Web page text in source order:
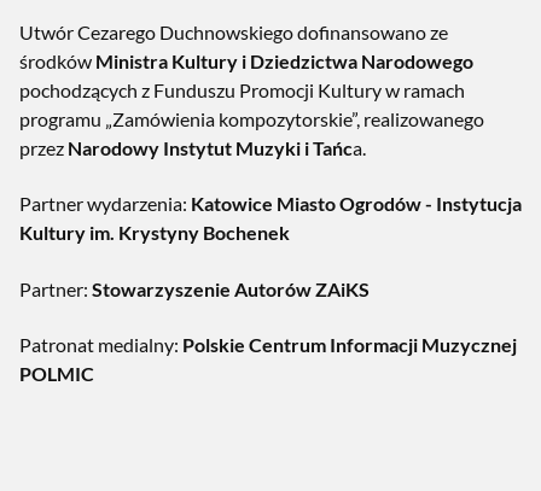
Utwór Cezarego Duchnowskiego dofinansowano ze
środków Ministra Kultury i Dziedzictwa Narodowego
pochodzących z Funduszu Promocji Kultury w ramach
programu „Zamówienia kompozytorskie”, realizowanego
przez Narodowy Instytut Muzyki i Tańca.
Partner wydarzenia: Katowice Miasto Ogrodów - Instytucja
Kultury im. Krystyny Bochenek
Partner: Stowarzyszenie Autorów ZAiKS
Patronat medialny: Polskie Centrum Informacji Muzycznej
POLMIC